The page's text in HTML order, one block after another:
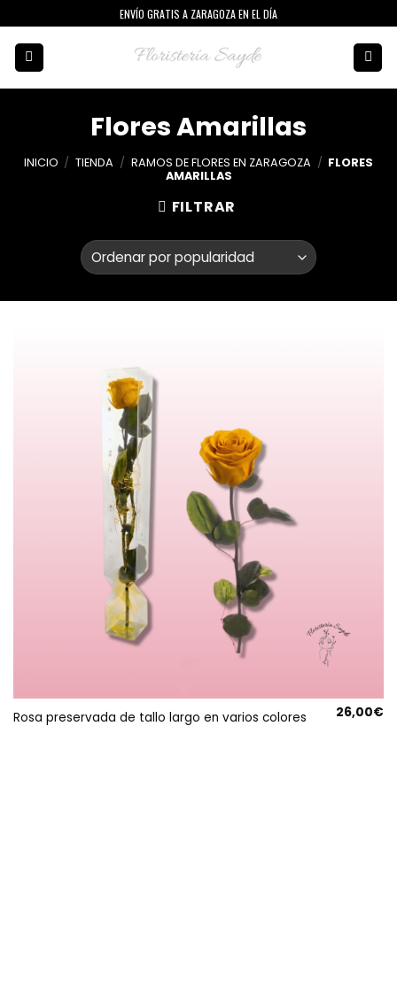
to
content
ENVÍO GRATIS A ZARAGOZA EN EL DÍA
Flores Amarillas
INICIO / TIENDA / RAMOS DE FLORES EN ZARAGOZA / FLORES
AMARILLAS
FILTRAR
Rosa preservada de tallo largo en varios colores 26,00€